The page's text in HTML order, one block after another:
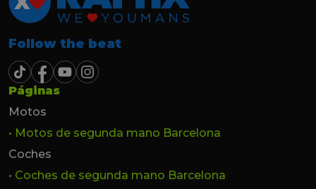
Follow the beat
Páginas
Motos
• Motos de segunda mano Barcelona
Coches
• Coches de segunda mano Barcelona